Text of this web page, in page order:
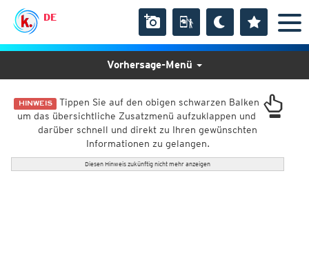
DE
HINWEIS Tippen Sie auf den obigen schwarzen Balken
um das übersichtliche Zusatzmenü aufzuklappen und
darüber schnell und direkt zu Ihren gewünschten
Informationen zu gelangen.
Diesen Hinweis zukünftig nicht mehr anzeigen
Vorhersage-Menü